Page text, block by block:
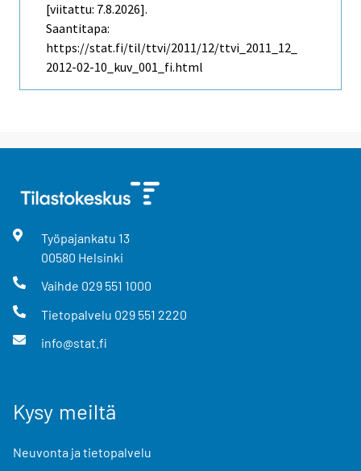
[viitattu: 7.8.2026].
Saantitapa:
https://stat.fi/til/ttvi/2011/12/ttvi_2011_12_
2012-02-10_kuv_001_fi.html
Työpajankatu 13
00580 Helsinki
Vaihde 029 551 1000
Tietopalvelu 029 551 2220
info@stat.fi
Kysy meiltä
Neuvonta ja tietopalvelu